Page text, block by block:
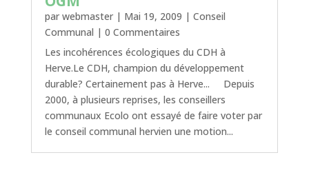
par webmaster| Mai 19, 2009 | Conseil
Communal | 0 Commentaires
Les incohérences écologiques du CDH à
Herve.Le CDH, champion du développement
durable? Certainement pas à Herve... Depuis
2000, à plusieurs reprises, les conseillers
communaux Ecolo ont essayé de faire voter par
le conseil communal hervien une motion...